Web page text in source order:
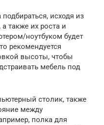
исходя из
также их роста и
ноутбуком будет
рекомендуется
высоты, чтобы
мебель под
столик, также
между
полка для